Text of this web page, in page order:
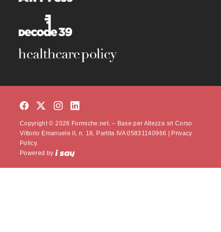
Copyright © 2026 Formiche.net. – Base per Altezza srl Corso
Vittorio Emanuele II, n. 18, Partita IVA 05831140966 |
Privacy
Policy.
Powered by